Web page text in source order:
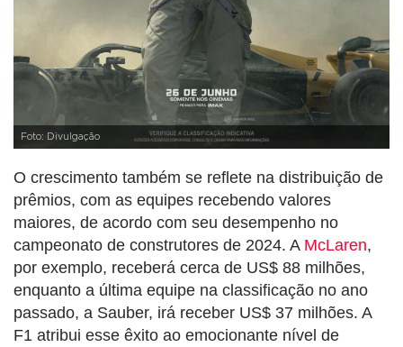
Foto: Divulgação
O crescimento também se reflete na distribuição de
prêmios, com as equipes recebendo valores
maiores, de acordo com seu desempenho no
campeonato de construtores de 2024. A McLaren,
por exemplo, receberá cerca de US$ 88 milhões,
enquanto a última equipe na classificação no ano
passado, a Sauber, irá receber US$ 37 milhões. A
F1 atribui esse êxito ao emocionante nível de